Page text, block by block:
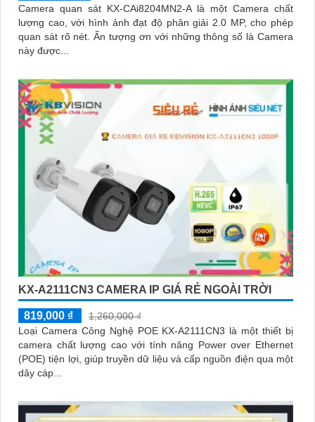
Camera quan sát KX-CAi8204MN2-A là một Camera chất
lượng cao, với hình ảnh đạt độ phân giải 2.0 MP, cho phép
quan sát rõ nét. Ấn tượng ơn với những thông số là Camera
này được...
KX-A2111CN3 CAMERA IP GIÁ RẺ NGOÀI TRỜI
819,000 ₫
1,260,000 ₫
Loại Camera Công Nghệ POE KX-A2111CN3 là một thiết bị
camera chất lượng cao với tính năng Power over Ethernet
(POE) tiện lợi, giúp truyền dữ liệu và cấp nguồn điện qua một
dây cáp...